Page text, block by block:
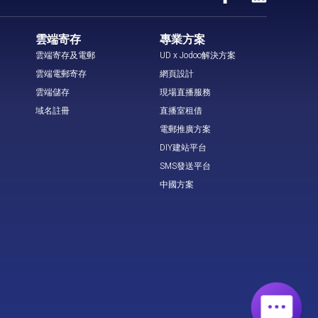
雲端寄存
雲端寄存及電郵
雲端電郵寄存
雲端儲存
域名註冊
專業方案
UD x Jodoo解決方案
網頁設計
現場直播服務
直播室租借
電郵推廣方案
DIY建站平台
SMS發送平台
中國方案